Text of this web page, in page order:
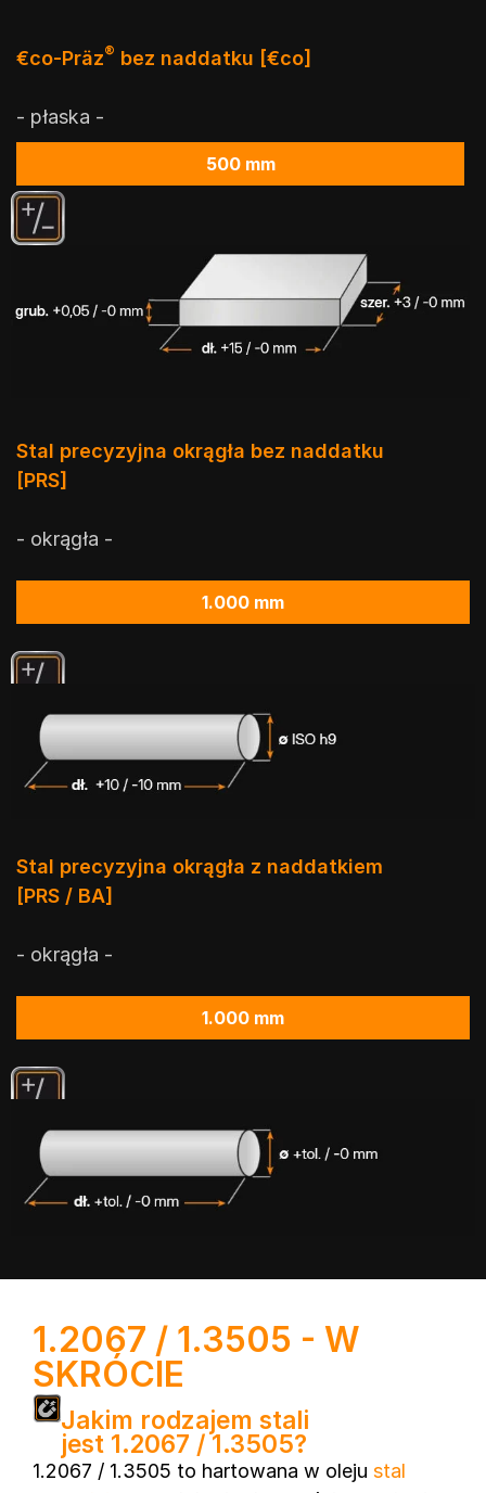
€co-Präz® bez naddatku [€co]
- płaska -
500 mm
Stal precyzyjna okrągła bez naddatku
[PRS]
- okrągła -
1.000 mm
Stal precyzyjna okrągła z naddatkiem
[PRS / BA]
- okrągła -
1.000 mm
1.2067 / 1.3505 - W
SKRÓCIE
Jakim rodzajem stali
jest 1.2067 / 1.3505?
1.2067 / 1.3505 to hartowana w oleju stal